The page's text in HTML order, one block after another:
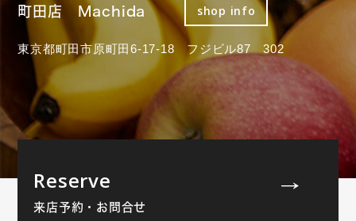
町田店 Machida shop info
東京都町田市原町田6-17-18 フジビル87 302
Reserve
来店予約・お問合せ